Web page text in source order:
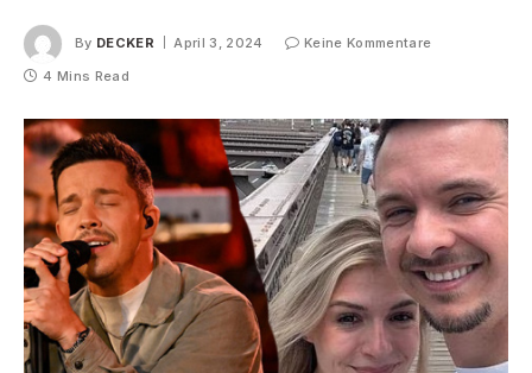
By DECKER April 3, 2024
Keine Kommentare
4 Mins Read